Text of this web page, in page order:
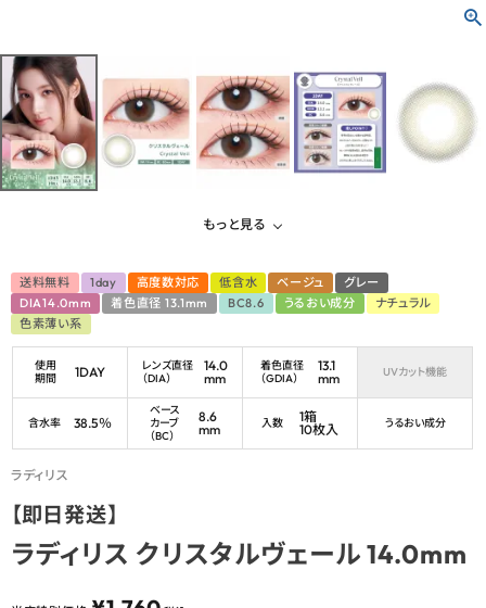
もっと見る
送料無料 1day 高度数対応 低含水 ベージュ
グレー
DIA14.0mm
着色直径 13.1mm BC8.6 うるおい成分
ナチュラル
色素薄い系
使用
期間
1DAY
レンズ直径
（DIA）
14.0
mm
着色直径
（GDIA）
13.1
mm
UVカット機能
含水率 38.5％
ベース
カーブ
（BC）
8.6
mm
入数
1箱
10枚入
うるおい成分
ラディリス
【即日発送】
ラディリス クリスタルヴェール 14.0mm